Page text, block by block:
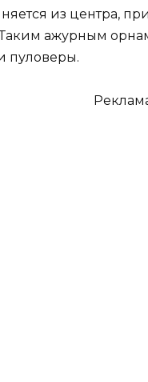
из центра,
Таким ажурным
пуловеры.